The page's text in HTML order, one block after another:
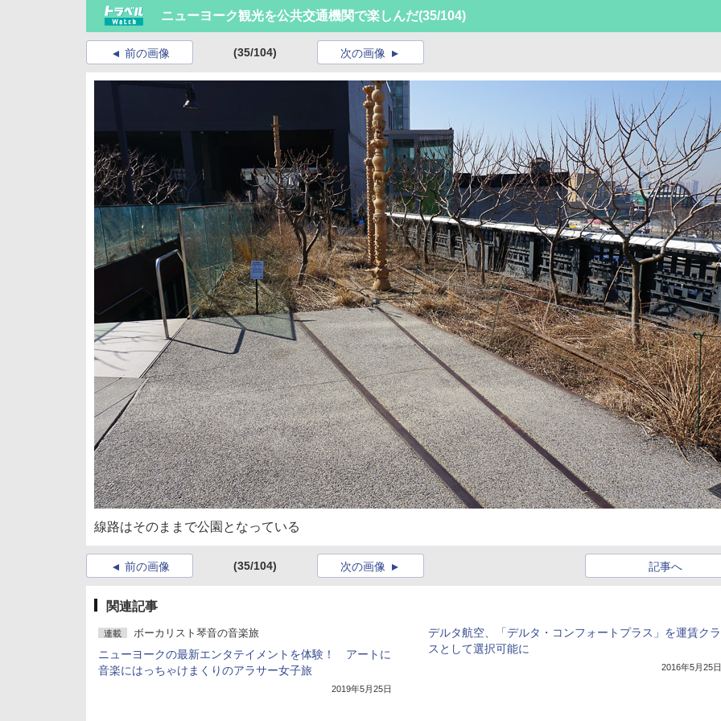
ニューヨーク観光を公共交通機関で楽しんだ(35/104)
前の画像 (35/104) 次の画像
線路はそのままで公園となっている
前の画像 (35/104) 記事へ
次の画像
関連記事
連載 ボーカリスト琴音の音楽旅
ニューヨークの最新エンタテイメントを体験！ アートに
音楽にはっちゃけまくりのアラサー女子旅
2019年5月25日
デルタ航空、「デルタ・コンフォートプラス」を運賃クラ
スとして選択可能に
2016年5月25日